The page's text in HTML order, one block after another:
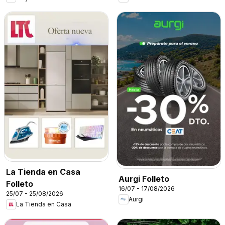
La Tienda en Casa
Folleto
25/07 - 25/08/2026
La Tienda en Casa
Aurgi Folleto
16/07 - 17/08/2026
Aurgi